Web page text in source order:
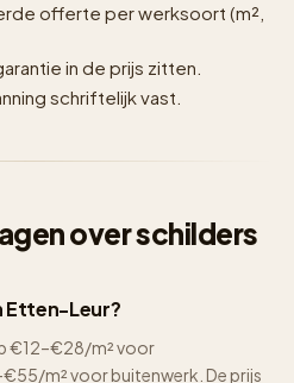
offerte per werksoort (m²,
in de prijs zitten.
schriftelijk vast.
over schilders
Etten-Leur?
€12–€28/m² voor
m² voor buitenwerk. De prijs